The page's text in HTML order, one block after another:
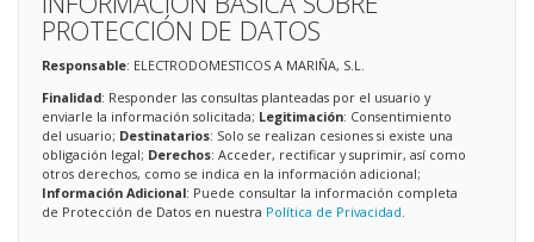
PROTECCIÓN DE DATOS
Responsable: ELECTRODOMESTICOS A MARIÑA, S.L.
Finalidad: Responder las consultas planteadas por el usuario y
enviarle la información solicitada; Legitimación: Consentimiento
del usuario; Destinatarios: Solo se realizan cesiones si existe una
obligación legal; Derechos: Acceder, rectificar y suprimir, así como
otros derechos, como se indica en la información adicional;
Información Adicional: Puede consultar la información completa
de Protección de Datos en nuestra Política de Privacidad